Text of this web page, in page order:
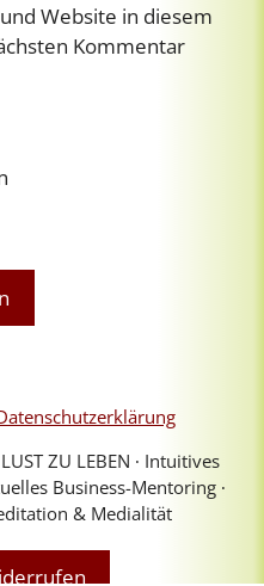
Website in diesem
Kommentar
ZU LEBEN ∙ Intuitives
Business-Mentoring ∙
& Medialität